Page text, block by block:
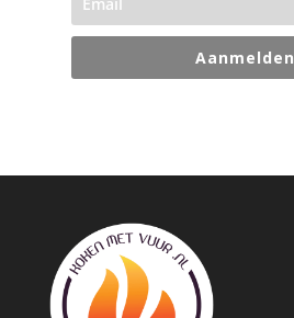
Aanmelden